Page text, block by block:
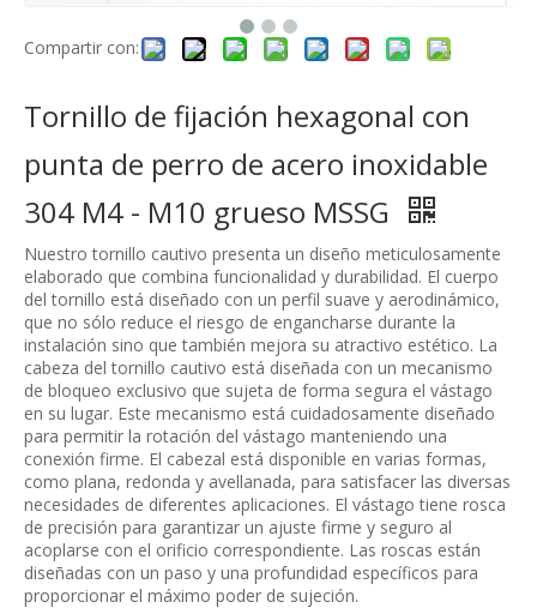
Compartir con:
Tornillo de fijación hexagonal con
punta de perro de acero inoxidable
304 M4 - M10 grueso MSSG
Nuestro tornillo cautivo presenta un diseño meticulosamente
elaborado que combina funcionalidad y durabilidad. El cuerpo
del tornillo está diseñado con un perfil suave y aerodinámico,
que no sólo reduce el riesgo de engancharse durante la
instalación sino que también mejora su atractivo estético. La
cabeza del tornillo cautivo está diseñada con un mecanismo
de bloqueo exclusivo que sujeta de forma segura el vástago
en su lugar. Este mecanismo está cuidadosamente diseñado
para permitir la rotación del vástago manteniendo una
conexión firme. El cabezal está disponible en varias formas,
como plana, redonda y avellanada, para satisfacer las diversas
necesidades de diferentes aplicaciones. El vástago tiene rosca
de precisión para garantizar un ajuste firme y seguro al
acoplarse con el orificio correspondiente. Las roscas están
diseñadas con un paso y una profundidad específicos para
proporcionar el máximo poder de sujeción.